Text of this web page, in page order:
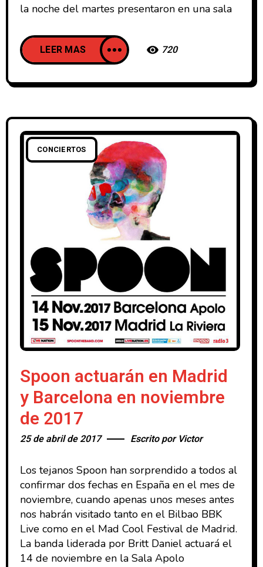
la noche del martes presentaron en una sala
LEER MAS 720
CONCIERTOS
Spoon actuarán en Madrid
y Barcelona en noviembre
de 2017
25 de abril de 2017 Escrito por Victor
Los tejanos Spoon han sorprendido a todos al
confirmar dos fechas en España en el mes de
noviembre, cuando apenas unos meses antes
nos habrán visitado tanto en el Bilbao BBK
Live como en el Mad Cool Festival de Madrid.
La banda liderada por Britt Daniel actuará el
14 de noviembre en la Sala Apolo